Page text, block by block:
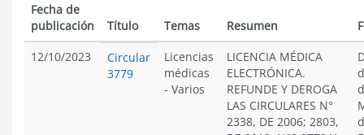
Fecha de
publicación
Título Temas Resumen
12/10/2023
Circular
3779
Licencias
médicas
- Varios
LICENCIA MÉDICA
ELECTRÓNICA.
REFUNDE Y DEROGA
LAS CIRCULARES N°
2338, DE 2006; 2803,